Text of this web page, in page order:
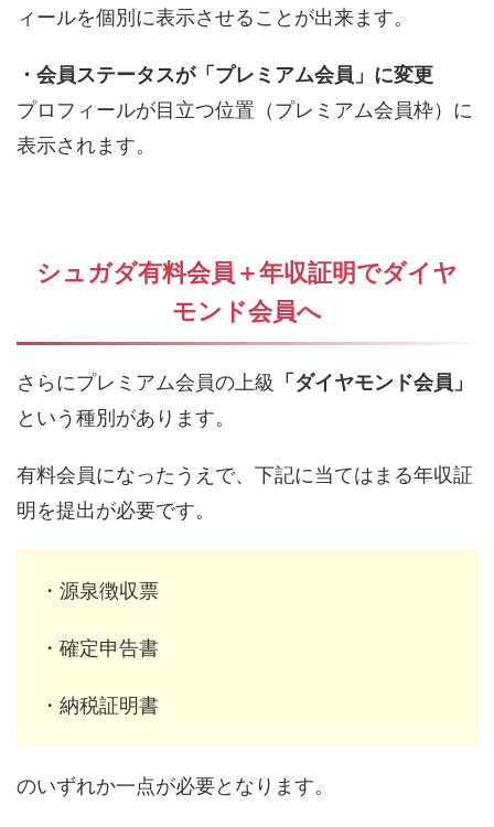
ィールを個別に表示させることが出来ます。
・会員ステータスが「プレミアム会員」に変更
プロフィールが目立つ位置（プレミアム会員枠）に
表示されます。
シュガダ有料会員＋年収証明でダイヤ
モンド会員へ
さらにプレミアム会員の上級 「ダイヤモンド会員」
という種別があります。
有料会員になったうえで、下記に当てはまる年収証
明を提出が必要です。
・源泉徴収票
・確定申告書
・納税証明書
のいずれか一点が必要となります。